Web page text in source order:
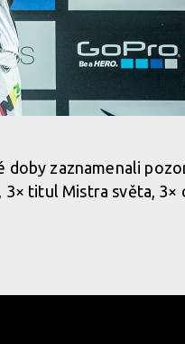
zaznamenali
3× titul Mistra světa,